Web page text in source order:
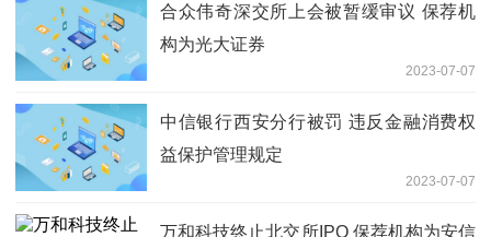
合众伟奇深交所上会被暂缓审议 保荐机
构为光大证券
2023-07-07
中信银行西安分行被罚 违反金融消费权
益保护管理规定
2023-07-07
万和科技终止北交所IPO 保荐机构为安信